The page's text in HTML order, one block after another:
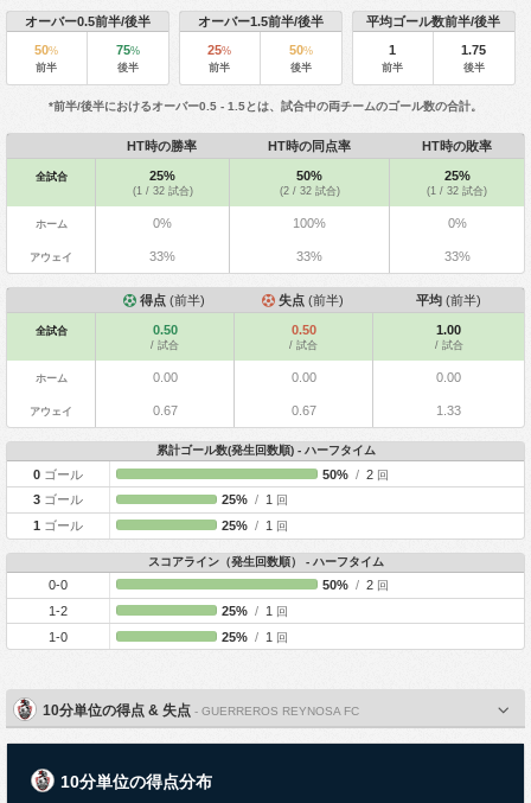
オーバー0.5前半/後半
50%
前半
75%
後半
オーバー1.5前半/後半
25%
前半
50%
後半
平均ゴール数前半/後半
1
前半
1.75
後半
*前半/後半におけるオーバー0.5 - 1.5とは、試合中の両チームのゴール数の合計。
HT時の勝率 HT時の同点率 HT時の敗率
全試合 25%
(1 / 32 試合)
50%
(2 / 32 試合)
25%
(1 / 32 試合)
ホーム 0% 100% 0%
アウェイ 33% 33% 33%
得点 (前半) 失点 (前半) 平均(前半)
全試合 0.50
/ 試合
0.50
/ 試合
1.00
/ 試合
ホーム 0.00 0.00 0.00
アウェイ 0.67 0.67 1.33
累計ゴール数(発生回数順) - ハーフタイム
0 ゴール 50% /2 回
3 ゴール 25% /1 回
1 ゴール 25% /1 回
スコアライン（発生回数順） - ハーフタイム
0-0 50% /2 回
1-2 25% /1 回
1-0 25% /1 回
10分単位の得点 & 失点- GUERREROS REYNOSA FC
10分単位の得点分布